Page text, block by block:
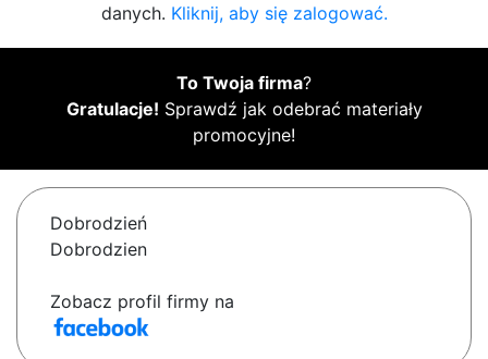
danych. Kliknij, aby się zalogować.
To Twoja firma?
Gratulacje! Sprawdź jak odebrać materiały
promocyjne!
Dobrodzień
Dobrodzien
Zobacz profil firmy na